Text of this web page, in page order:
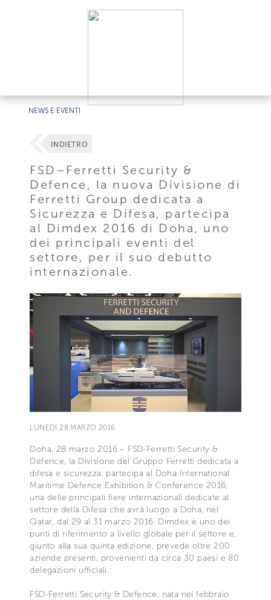
NEWS E EVENTI
INDIETRO
FSD–Ferretti Security &
Defence, la nuova Divisione di
Ferretti Group dedicata a
Sicurezza e Difesa, partecipa
al Dimdex 2016 di Doha, uno
dei principali eventi del
settore, per il suo debutto
internazionale.
LUNEDÌ 28 MARZO 2016
Doha, 28 marzo 2016 – FSD-Ferretti Security &
Defence, la Divisione del Gruppo Ferretti dedicata a
difesa e sicurezza, partecipa al Doha International
Maritime Defence Exhibition & Conference 2016,
una delle principali fiere internazionali dedicate al
settore della Difesa che avrà luogo a Doha, nel
Qatar, dal 29 al 31 marzo 2016. Dimdex è uno dei
punti di riferimento a livello globale per il settore e,
giunto alla sua quinta edizione, prevede oltre 200
aziende presenti, provenienti da circa 30 paesi e 80
delegazioni ufficiali.
FSD-Ferretti Security & Defence, nata nel febbraio